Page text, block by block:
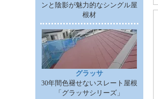
ンと陰影が魅力的なシングル屋
根材
グラッサ
30年間色褪せないスレート屋根
「グラッサシリーズ」